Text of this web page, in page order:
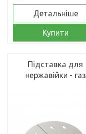
Детальніше
Купити
Підставка для
нержавійки - газ